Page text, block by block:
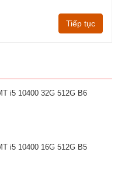
Tiếp tục
i5 10400 32G 512G B6
i5 10400 16G 512G B5